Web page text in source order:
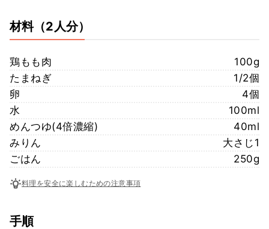
材料（2人分）
鶏もも肉
100g
たまねぎ
1/2個
卵
4個
水
100ml
めんつゆ(4倍濃縮)
40ml
みりん
大さじ1
ごはん
250g
料理を安全に楽しむための注意事項
手順